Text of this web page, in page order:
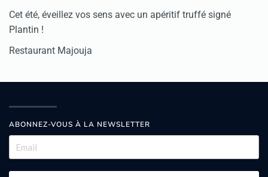
Cet été, éveillez vos sens avec un apéritif truffé signé
Plantin !
Restaurant Majouja
ABONNEZ-VOUS À LA NEWSLETTER